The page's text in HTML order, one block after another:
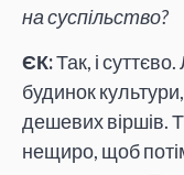
на суспільство?
ЄК:Так, і
будинок
дешевих віршів.
нещиро, щоб